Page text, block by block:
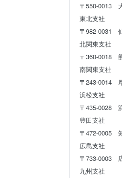
〒550-0013　
東北支社
〒982-0031　
北関東支社
〒360-0018　
南関東支社
〒243-0014　
浜松支社
〒435-0028　
豊田支社
〒472-0005　
広島支社
〒733-0003　
九州支社